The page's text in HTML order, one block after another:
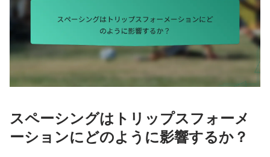
スペーシングはトリップスフォーメ
ーションにどのように影響するか？